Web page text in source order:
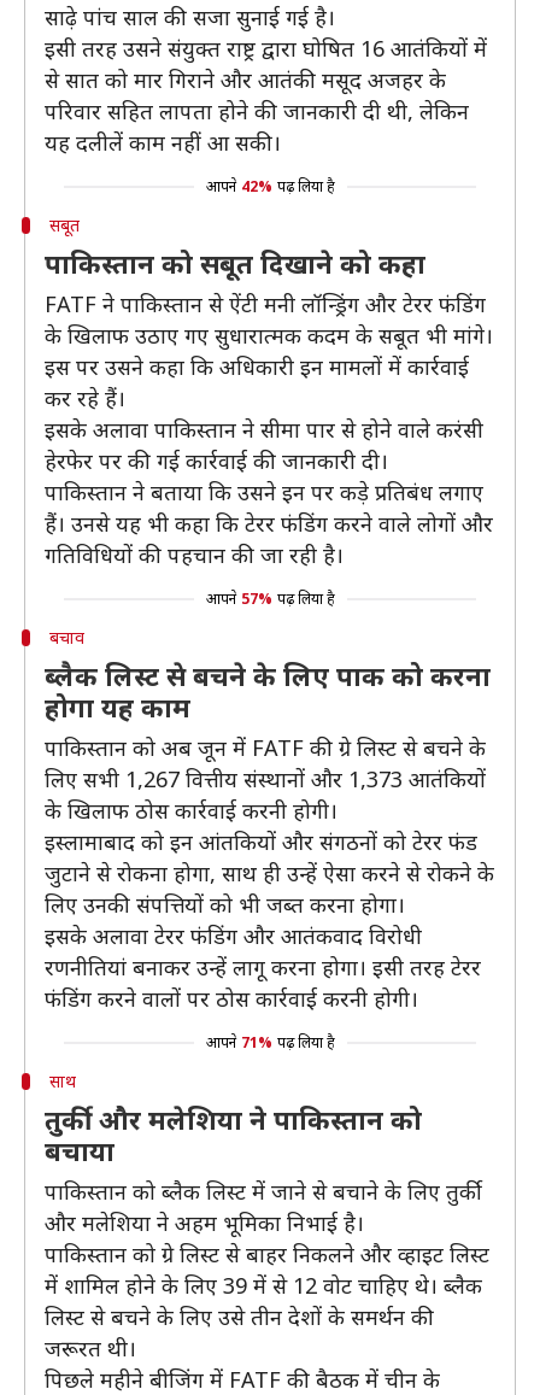
साढ़े पांच साल की सजा सुनाई गई है।
इसी तरह उसने संयुक्त राष्ट्र द्वारा घोषित 16 आतंकियों में
से सात को मार गिराने और आतंकी मसूद अजहर के
परिवार सहित लापता होने की जानकारी दी थी, लेकिन
यह दलीलें काम नहीं आ सकी।
आपने 42% पढ़ लिया है
सबूत
पाकिस्तान को सबूत दिखाने को कहा
FATF ने पाकिस्तान से ऐंटी मनी लॉन्ड्रिंग और टेरर फंडिंग
के खिलाफ उठाए गए सुधारात्मक कदम के सबूत भी मांगे।
इस पर उसने कहा कि अधिकारी इन मामलों में कार्रवाई
कर रहे हैं।
इसके अलावा पाकिस्तान ने सीमा पार से होने वाले करंसी
हेरफेर पर की गई कार्रवाई की जानकारी दी।
पाकिस्तान ने बताया कि उसने इन पर कड़े प्रतिबंध लगाए
हैं। उनसे यह भी कहा कि टेरर फंडिंग करने वाले लोगों और
गतिविधियों की पहचान की जा रही है।
आपने 57% पढ़ लिया है
बचाव
ब्लैक लिस्ट से बचने के लिए पाक को करना
होगा यह काम
पाकिस्तान को अब जून में FATF की ग्रे लिस्ट से बचने के
लिए सभी 1,267 वित्तीय संस्थानों और 1,373 आतंकियों
के खिलाफ ठोस कार्रवाई करनी होगी।
इस्लामाबाद को इन आंतकियों और संगठनों को टेरर फंड
जुटाने से रोकना होगा, साथ ही उन्हें ऐसा करने से रोकने के
लिए उनकी संपत्तियों को भी जब्त करना होगा।
इसके अलावा टेरर फंडिंग और आतंकवाद विरोधी
रणनीतियां बनाकर उन्हें लागू करना होगा। इसी तरह टेरर
फंडिंग करने वालों पर ठोस कार्रवाई करनी होगी।
आपने 71% पढ़ लिया है
साथ
तुर्की और मलेशिया ने पाकिस्तान को
बचाया
पाकिस्तान को ब्लैक लिस्ट में जाने से बचाने के लिए तुर्की
और मलेशिया ने अहम भूमिका निभाई है।
पाकिस्तान को ग्रे लिस्ट से बाहर निकलने और व्हाइट लिस्ट
में शामिल होने के लिए 39 में से 12 वोट चाहिए थे। ब्लैक
लिस्ट से बचने के लिए उसे तीन देशों के समर्थन की
जरूरत थी।
पिछले महीने बीजिंग में FATF की बैठक में चीन के